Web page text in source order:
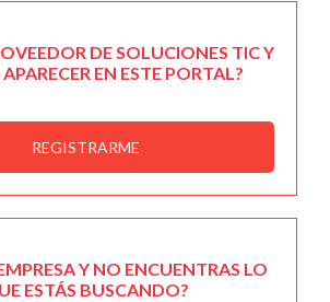
DE SOLUCIONES TIC Y
EN ESTE PORTAL?
REGISTRARME
Y NO ENCUENTRAS LO
ESTÁS BUSCANDO?